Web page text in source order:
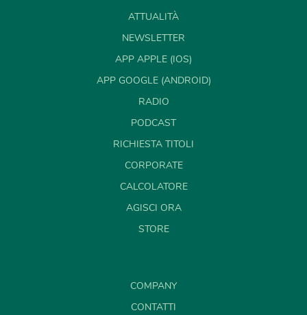
ATTUALITÀ
NEWSLETTER
APP APPLE (IOS)
APP GOOGLE (ANDROID)
RADIO
PODCAST
RICHIESTA TITOLI
CORPORATE
CALCOLATORE
AGISCI ORA
STORE
COMPANY
CONTATTI